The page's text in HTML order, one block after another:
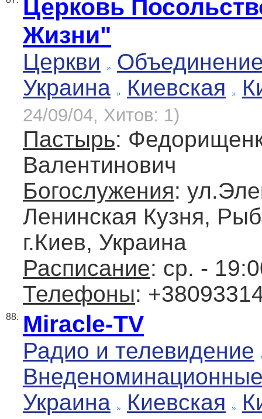
Церковь
Жизни"
Церкви
Украина
Киевская
24/09/04, Хитов: 1)
Пастырь:
Валентинович
Богослужения:
Ленинская Кузня,
г.Киев, Украина
Расписание: ср. -
Телефоны:
88. Miracle-TV
Радио и телевидение
Украина
Киевская